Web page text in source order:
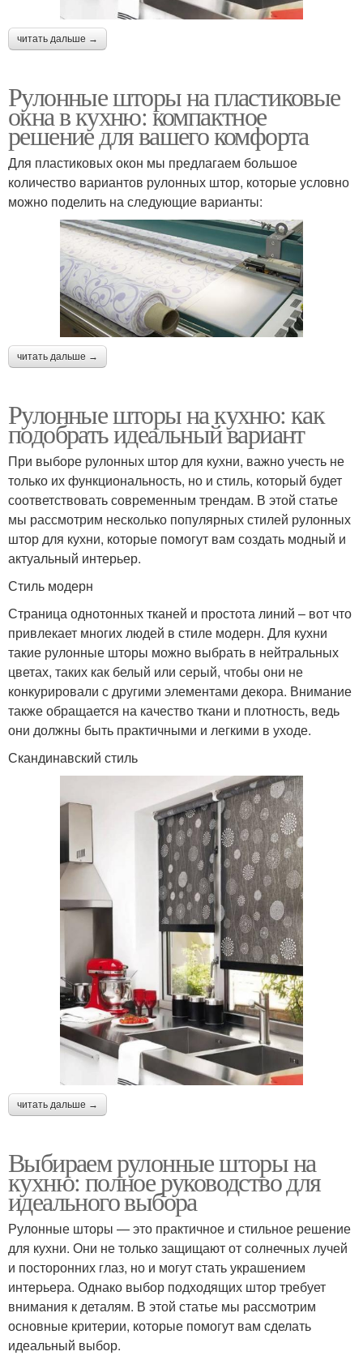
читать дальше →
Рулонные шторы на пластиковые
окна в кухню: компактное
решение для вашего комфорта
Для пластиковых окон мы предлагаем большое
количество вариантов рулонных штор, которые условно
можно поделить на следующие варианты:
читать дальше →
Рулонные шторы на кухню: как
подобрать идеальный вариант
При выборе рулонных штор для кухни, важно учесть не
только их функциональность, но и стиль, который будет
соответствовать современным трендам. В этой статье
мы рассмотрим несколько популярных стилей рулонных
штор для кухни, которые помогут вам создать модный и
актуальный интерьер.
Стиль модерн
Страница однотонных тканей и простота линий – вот что
привлекает многих людей в стиле модерн. Для кухни
такие рулонные шторы можно выбрать в нейтральных
цветах, таких как белый или серый, чтобы они не
конкурировали с другими элементами декора. Внимание
также обращается на качество ткани и плотность, ведь
они должны быть практичными и легкими в уходе.
Скандинавский стиль
читать дальше →
Выбираем рулонные шторы на
кухню: полное руководство для
идеального выбора
Рулонные шторы — это практичное и стильное решение
для кухни. Они не только защищают от солнечных лучей
и посторонних глаз, но и могут стать украшением
интерьера. Однако выбор подходящих штор требует
внимания к деталям. В этой статье мы рассмотрим
основные критерии, которые помогут вам сделать
идеальный выбор.